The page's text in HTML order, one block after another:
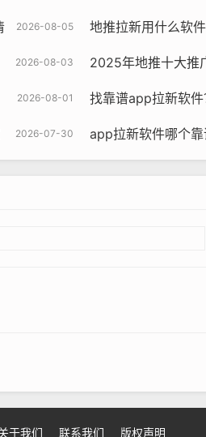
2026-08-05 地推拉新用什么软
2026-08-03 2025年地推十大推
2026-08-01 找靠谱app拉新软
2026-07-30 app拉新软件哪个
于我们 联系我们 版权声明